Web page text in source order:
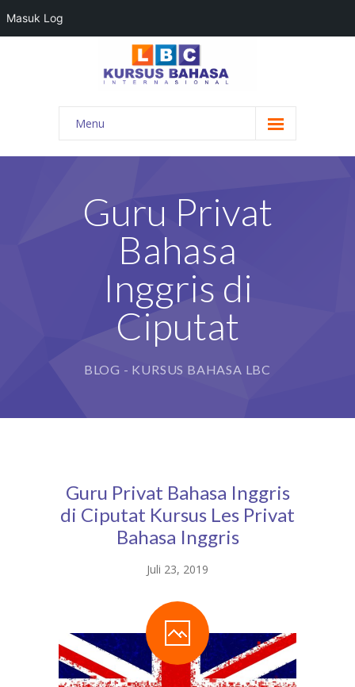
Menu
HOME
KONTAK KAMI
DAFTAR GURU
Guru Privat
Bahasa
Inggris di
Ciputat
BLOG - KURSUS BAHASA LBC
Guru Privat Bahasa Inggris
di Ciputat Kursus Les Privat
Bahasa Inggris
Juli 23, 2019
Masuk Log